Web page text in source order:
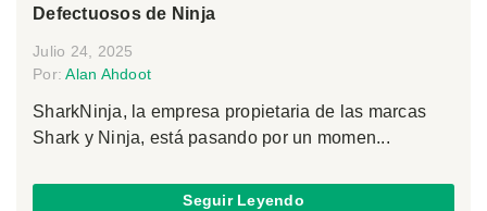
Defectuosos de Ninja
Julio 24, 2025
Por:Alan Ahdoot
SharkNinja, la empresa propietaria de las marcas
Shark y Ninja, está pasando por un momen...
Seguir Leyendo